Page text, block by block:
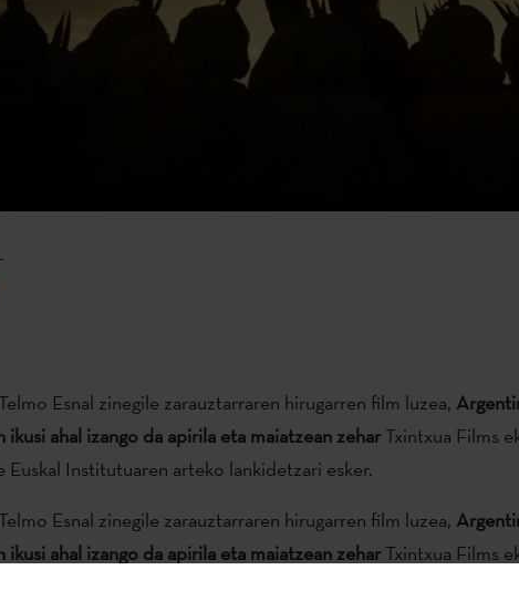
Esnal zinegile zarauztarraren hirugarren film luzea,
ikusi ahal izango da apirila eta maiatzean zeharTxintxua Films
Euskal Institutuaren arteko lankidetzari esker.
Esnal zinegile zarauztarraren hirugarren film luzea,
ikusi ahal izango da apirila eta maiatzean zeharTxintxua Films